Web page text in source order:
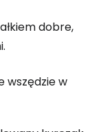
dobre,
wszędzie w